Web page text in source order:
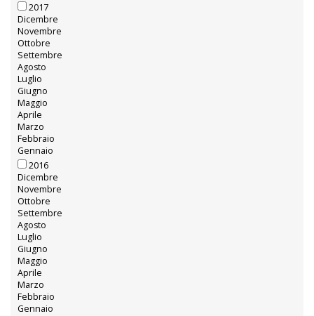
2017
Dicembre
Novembre
Ottobre
Settembre
Agosto
Luglio
Giugno
Maggio
Aprile
Marzo
Febbraio
Gennaio
2016
Dicembre
Novembre
Ottobre
Settembre
Agosto
Luglio
Giugno
Maggio
Aprile
Marzo
Febbraio
Gennaio